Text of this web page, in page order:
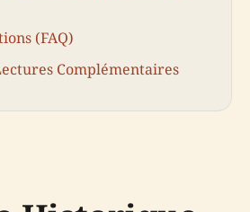
(FAQ)
Complémentaires